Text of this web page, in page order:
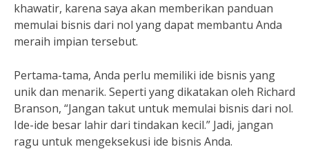
khawatir, karena saya akan memberikan panduan
memulai bisnis dari nol yang dapat membantu Anda
meraih impian tersebut.
Pertama-tama, Anda perlu memiliki ide bisnis yang
unik dan menarik. Seperti yang dikatakan oleh Richard
Branson, “Jangan takut untuk memulai bisnis dari nol.
Ide-ide besar lahir dari tindakan kecil.” Jadi, jangan
ragu untuk mengeksekusi ide bisnis Anda.